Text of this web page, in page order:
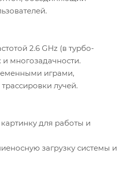
2.6 GHz (в турбо-
многозадачности.
играми,
лучей.
для работы и
загрузку системы и